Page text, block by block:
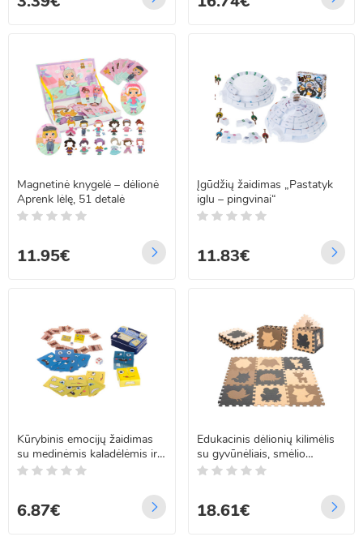
Magnetinė knygelė – dėlionė
Aprenk lėlę, 51 detalė
11.95€
Įgūdžių žaidimas „Pastatyk
iglu – pingvinai“
11.83€
Kūrybinis emocijų žaidimas
su medinėmis kaladėlėmis ir
kortelėmis
6.87€
Edukacinis dėlionių kilimėlis
su gyvūnėliais, smėlio
spalvos, 9 dalių, 85 x 85 cm
18.61€